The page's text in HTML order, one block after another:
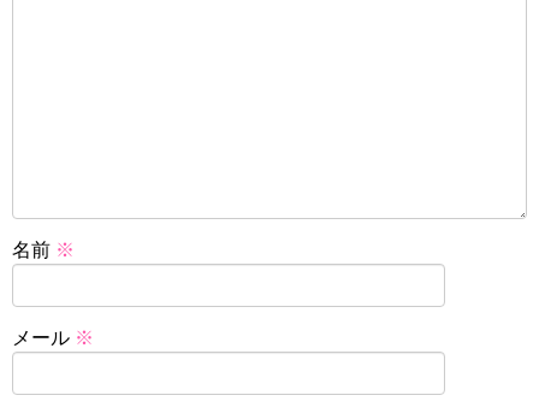
名前 ※
メール ※